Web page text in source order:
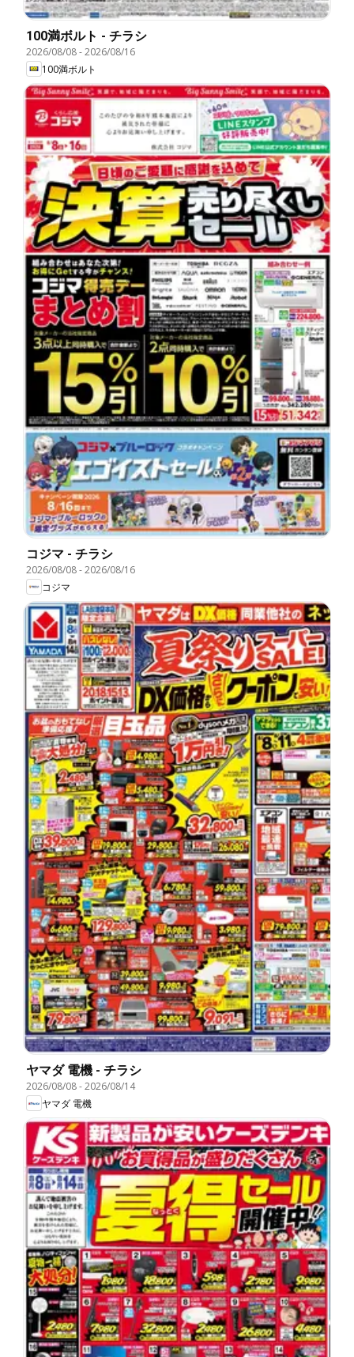
100満ボルト - チラシ
2026/08/08-2026/08/16
100満ボルト
コジマ - チラシ
2026/08/08-2026/08/16
コジマ
ヤマダ 電機 - チラシ
2026/08/08-2026/08/14
ヤマダ 電機